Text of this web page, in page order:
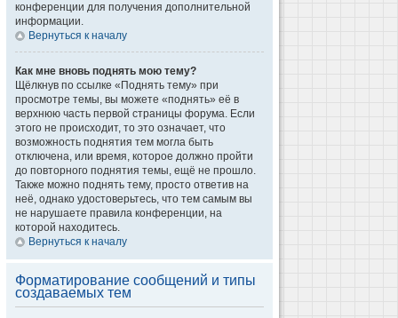
конференции для получения дополнительной
информации.
Вернуться к началу
Как мне вновь поднять мою тему?
Щёлкнув по ссылке «Поднять тему» при
просмотре темы, вы можете «поднять» её в
верхнюю часть первой страницы форума. Если
этого не происходит, то это означает, что
возможность поднятия тем могла быть
отключена, или время, которое должно пройти
до повторного поднятия темы, ещё не прошло.
Также можно поднять тему, просто ответив на
неё, однако удостоверьтесь, что тем самым вы
не нарушаете правила конференции, на
которой находитесь.
Вернуться к началу
Форматирование сообщений и типы
создаваемых тем